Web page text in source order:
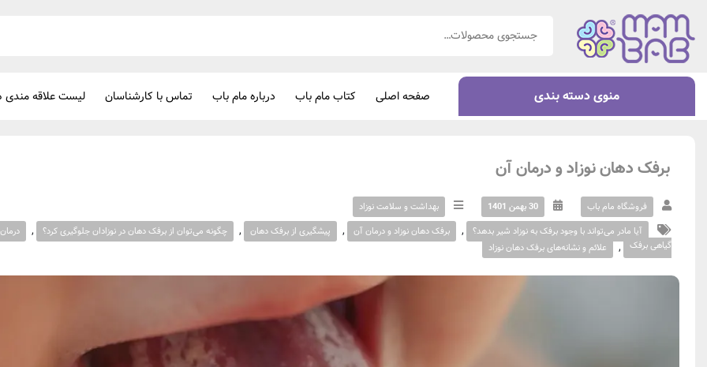
منوی دسته بندی صفحه اصلی کتاب مام باب درباره مام باب تماس با کارشناسان لیست علاقه مندی
برفک دهان نوزاد و درمان آن
فروشگاه مام باب 30 بهمن 1401
بهداشت و سلامت نوزاد
آیا مادر می‌تواند با وجود برفک به نوزاد شیر بدهد؟
, برفک دهان نوزاد و درمان آن , پیشگیری از برفک دهان , چگونه می‌توان از برفک دهان در نوزادان جلوگیری کرد؟ ,
گیاهی برفک , علائم و نشانه‌های برفک دهان نوزاد